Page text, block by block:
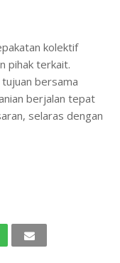
kolektif
pihak terkait.
bersama
berjalan tepat
selaras dengan